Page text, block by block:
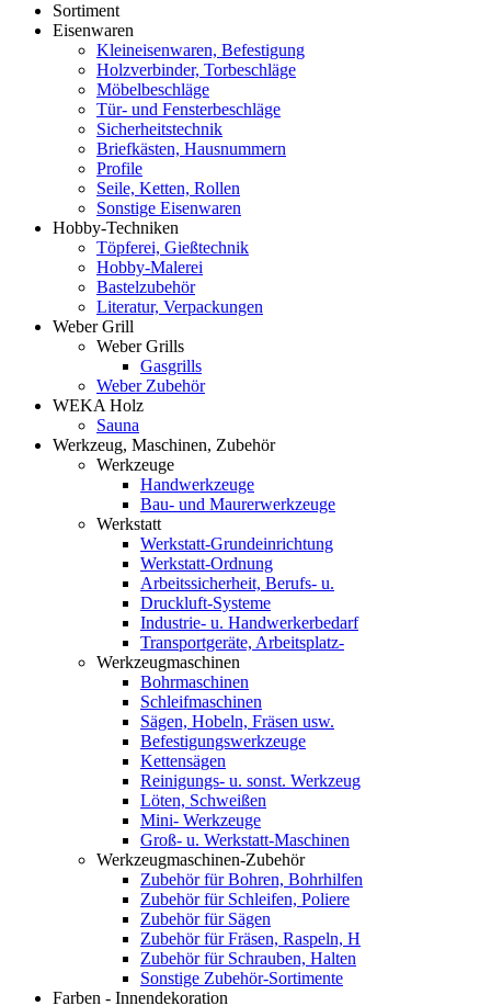
Sortiment
Eisenwaren
Kleineisenwaren, Befestigung
Holzverbinder, Torbeschläge
Möbelbeschläge
Tür- und Fensterbeschläge
Sicherheitstechnik
Briefkästen, Hausnummern
Profile
Seile, Ketten, Rollen
Sonstige Eisenwaren
Hobby-Techniken
Töpferei, Gießtechnik
Hobby-Malerei
Bastelzubehör
Literatur, Verpackungen
Weber Grill
Weber Grills
Gasgrills
Weber Zubehör
WEKA Holz
Sauna
Werkzeug, Maschinen, Zubehör
Werkzeuge
Handwerkzeuge
Bau- und Maurerwerkzeuge
Werkstatt
Werkstatt-Grundeinrichtung
Werkstatt-Ordnung
Arbeitssicherheit, Berufs- u.
Druckluft-Systeme
Industrie- u. Handwerkerbedarf
Transportgeräte, Arbeitsplatz-
Werkzeugmaschinen
Bohrmaschinen
Schleifmaschinen
Sägen, Hobeln, Fräsen usw.
Befestigungswerkzeuge
Kettensägen
Reinigungs- u. sonst. Werkzeug
Löten, Schweißen
Mini- Werkzeuge
Groß- u. Werkstatt-Maschinen
Werkzeugmaschinen-Zubehör
Zubehör für Bohren, Bohrhilfen
Zubehör für Schleifen, Poliere
Zubehör für Sägen
Zubehör für Fräsen, Raspeln, H
Zubehör für Schrauben, Halten
Sonstige Zubehör-Sortimente
Farben - Innendekoration